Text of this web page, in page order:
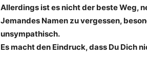
Allerdings ist es nicht der beste Weg,
Jemandes Namen zu vergessen,
unsympathisch.
Es macht den Eindruck, dass Du Dich